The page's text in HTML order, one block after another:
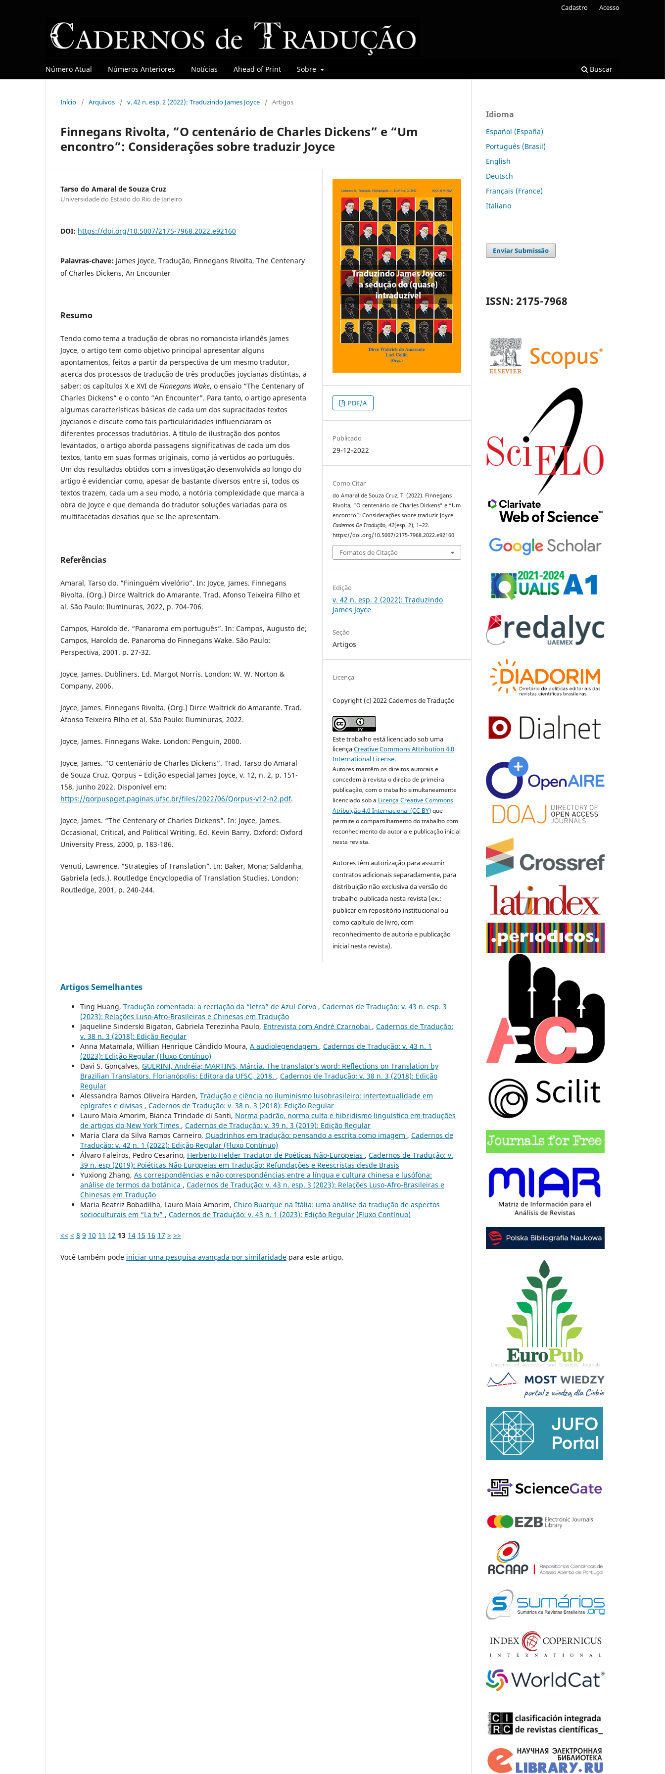
Número Atual Números Anteriores Notícias Ahead of Print Sobre Buscar
Cadastro Acesso
Início / Arquivos / v. 42 n. esp. 2 (2022): Traduzindo James Joyce / Artigos
Finnegans Rivolta, “O centenário de Charles Dickens” e “Um
encontro”: Considerações sobre traduzir Joyce
Tarso do Amaral de Souza Cruz
Universidade do Estado do Rio de Janeiro
DOI: https://doi.org/10.5007/2175-7968.2022.e92160
Palavras-chave: James Joyce, Tradução, Finnegans Rivolta, The Centenary
of Charles Dickens, An Encounter
Resumo
Tendo como tema a tradução de obras no romancista irlandês James
Joyce, o artigo tem como objetivo principal apresentar alguns
apontamentos, feitos a partir da perspectiva de um mesmo tradutor,
acerca dos processos de tradução de três produções joycianas distintas, a
saber: os capítulos X e XVI de Finnegans Wake, o ensaio “The Centenary of
Charles Dickens” e o conto “An Encounter”. Para tanto, o artigo apresenta
algumas características básicas de cada um dos supracitados textos
joycianos e discute como tais particularidades influenciaram os
diferentes processos tradutórios. A título de ilustração dos pontos
levantados, o artigo aborda passagens significativas de cada um dos
textos, tanto em suas formas originais, como já vertidos ao português.
Um dos resultados obtidos com a investigação desenvolvida ao longo do
artigo é evidenciar como, apesar de bastante diversos entre si, todos os
textos trazem, cada um a seu modo, a notória complexidade que marca a
obra de Joyce e que demanda do tradutor soluções variadas para os
multifacetados desafios que se lhe apresentam.
Referências
Amaral, Tarso do. “Fininguém vivelório”. In: Joyce, James. Finnegans
Rivolta. (Org.) Dirce Waltrick do Amarante. Trad. Afonso Teixeira Filho et
al. São Paulo: Iluminuras, 2022, p. 704-706.
Campos, Haroldo de. “Panaroma em português”. In: Campos, Augusto de;
Campos, Haroldo de. Panaroma do Finnegans Wake. São Paulo:
Perspectiva, 2001. p. 27-32.
Joyce, James. Dubliners. Ed. Margot Norris. London: W. W. Norton &
Company, 2006.
Joyce, James. Finnegans Rivolta. (Org.) Dirce Waltrick do Amarante. Trad.
Afonso Teixeira Filho et al. São Paulo: Iluminuras, 2022.
Joyce, James. Finnegans Wake. London: Penguin, 2000.
Joyce, James. “O centenário de Charles Dickens”. Trad. Tarso do Amaral
de Souza Cruz. Qorpus – Edição especial James Joyce, v. 12, n. 2, p. 151-
158, junho 2022. Disponível em:
https://qorpuspget.paginas.ufsc.br/files/2022/06/Qorpus-v12-n2.pdf.
Joyce, James. “The Centenary of Charles Dickens”. In: Joyce, James.
Occasional, Critical, and Political Writing. Ed. Kevin Barry. Oxford: Oxford
University Press, 2000, p. 183-186.
Venuti, Lawrence. “Strategies of Translation”. In: Baker, Mona; Saldanha,
Gabriela (eds.). Routledge Encyclopedia of Translation Studies. London:
Routledge, 2001, p. 240-244.
PDF/A
Publicado
29-12-2022
Como Citar
do Amaral de Souza Cruz, T. (2022). Finnegans
Rivolta, “O centenário de Charles Dickens” e “Um
encontro”: Considerações sobre traduzir Joyce.
Cadernos De Tradução,42(esp. 2), 1–22.
https://doi.org/10.5007/2175-7968.2022.e92160
Fomatos de Citação
Edição
v. 42 n. esp. 2 (2022): Traduzindo
James Joyce
Seção
Artigos
Licença
Copyright (c) 2022 Cadernos de Tradução
Este trabalho está licenciado sob uma
licençaCreative Commons Attribution 4.0
International License.
Autores mantêm os direitos autorais e
concedem à revista o direito de primeira
publicação, com o trabalho simultaneamente
licenciado sob a Licença Creative Commons
Atribuição 4.0 Internacional (CC BY)que
permite o compartilhamento do trabalho com
reconhecimento da autoria e publicação inicial
nesta revista.
Autores têm autorização para assumir
contratos adicionais separadamente, para
distribuição não exclusiva da versão do
trabalho publicada nesta revista (ex.:
publicar em repositório institucional ou
como capítulo de livro, com
reconhecimento de autoria e publicação
inicial nesta revista).
Artigos Semelhantes
Ting Huang, Tradução comentada: a recriação da “letra” de Azul Corvo , Cadernos de Tradução: v. 43 n. esp. 3
(2023): Relações Luso-Afro-Brasileiras e Chinesas em Tradução
Jaqueline Sinderski Bigaton, Gabriela Terezinha Paulo, Entrevista com André Czarnobai , Cadernos de Tradução:
v. 38 n. 3 (2018): Edição Regular
Anna Matamala, Willian Henrique Cândido Moura, A audiolegendagem , Cadernos de Tradução: v. 43 n. 1
(2023): Edição Regular (Fluxo Contínuo)
Davi S. Gonçalves, GUERINI, Andréia; MARTINS, Márcia. The translator’s word: Reflections on Translation by
Brazilian Translators. Florianópolis: Editora da UFSC, 2018. , Cadernos de Tradução: v. 38 n. 3 (2018): Edição
Regular
Alessandra Ramos Oliveira Harden, Tradução e ciência no iluminismo lusobrasileiro: intertextualidade em
epígrafes e divisas , Cadernos de Tradução: v. 38 n. 3 (2018): Edição Regular
Lauro Maia Amorim, Bianca Trindade di Santi, Norma padrão, norma culta e hibridismo linguístico em traduções
de artigos do New York Times , Cadernos de Tradução: v. 39 n. 3 (2019): Edição Regular
Maria Clara da Silva Ramos Carneiro, Quadrinhos em tradução: pensando a escrita como imagem , Cadernos de
Tradução: v. 42 n. 1 (2022): Edição Regular (Fluxo Contínuo)
Álvaro Faleiros, Pedro Cesarino, Herberto Helder Tradutor de Poéticas Não-Europeias , Cadernos de Tradução: v.
39 n. esp (2019): Poiéticas Não Europeias em Tradução: Refundações e Reescristas desde Brasis
Yuxiong Zhang, As correspondências e não correspondências entre a língua e cultura chinesa e lusófona:
análise de termos da botânica , Cadernos de Tradução: v. 43 n. esp. 3 (2023): Relações Luso-Afro-Brasileiras e
Chinesas em Tradução
Maria Beatriz Bobadilha, Lauro Maia Amorim, Chico Buarque na Itália: uma análise da tradução de aspectos
socioculturais em “La tv” , Cadernos de Tradução: v. 43 n. 1 (2023): Edição Regular (Fluxo Contínuo)
<< < 8 9 10 11 12 13 14 15 16 17 > >>
Você também pode iniciar uma pesquisa avançada por similaridade para este artigo.
Idioma
Español (España)
Português (Brasil)
English
Deutsch
Français (France)
Italiano
Enviar Submissão
ISSN: 2175-7968